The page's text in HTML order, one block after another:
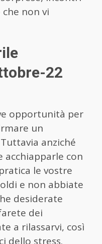
non vi
22
opportunità per
un
anziché
acchiapparle con
le vostre
e non abbiate
desiderate
dei
a rilassarvi, così
dello stress.